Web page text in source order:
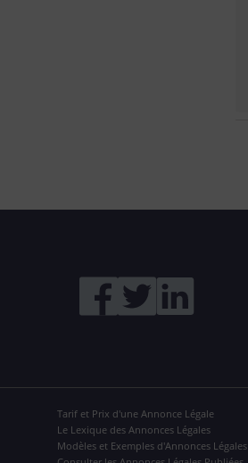
Tarif et Prix d'une Annonce Légale
Le Lexique des Annonces Légales
Modèles et Exemples d'Annonces Légales